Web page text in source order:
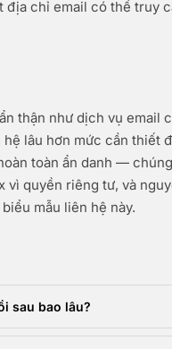
địa chỉ email có thể truy
thận như dịch vụ email
lâu hơn mức cần thiết
toàn ẩn danh —
vì quyền riêng tư, và
mẫu liên hệ này.
sau bao lâu?